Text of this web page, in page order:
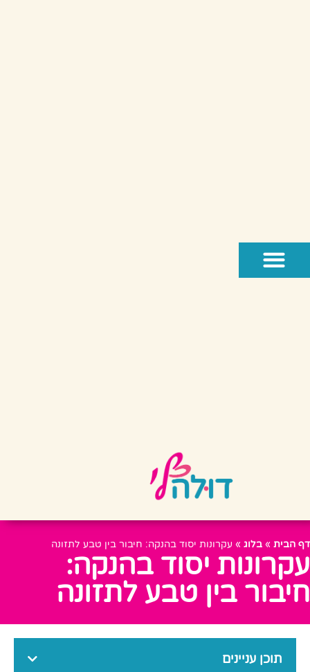
דף הבית » בלוג » עקרונות יסוד בהנקה: חיבור בין טבע לתזונה
עקרונות יסוד בהנקה:
חיבור בין טבע לתזונה
תוכן עניינים